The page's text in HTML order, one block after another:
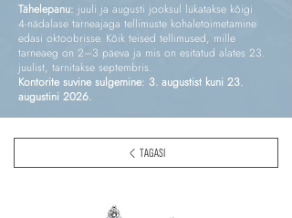
Tähelepanu: juuli ja augusti jooksul lükatakse kõigi
4‑nädalase tarneajaga tellimuste kohaletoimetamine
edasi oktoobrisse. Kõik teised tellimused, mille
tarneaeg on 2–3 päeva ja mis on esitatud alates 23.
juulist, tarnitakse septembris.
Kontorite suvine sulgemine: 3. augustist kuni 23.
augustini 2026.
TAGASI